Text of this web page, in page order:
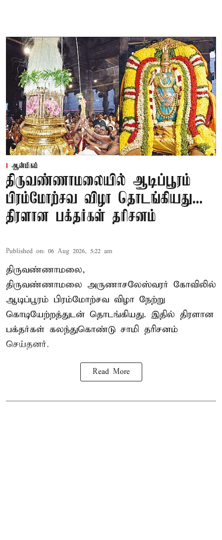
ஆன்மிகம்
திருவண்ணாமலையில் ஆடிப்பூரம்
பிரம்மோற்சவ விழா தொடங்கியது...
திரளான பக்தர்கள் தரிசனம்
Published on: 06 Aug 2026, 5:22 am
திருவண்ணாமலை,
திருவண்ணாமலை அருணாசலேஸ்வரர் கோவிலில்
ஆடிப்பூரம் பிரம்மோற்சவ விழா நேற்று
கொடியேற்றத்துடன் தொடங்கியது. இதில் திரளான
பக்தர்கள் கலந்துகொண்டு சாமி தரிசனம்
செய்தனர்.
Read More